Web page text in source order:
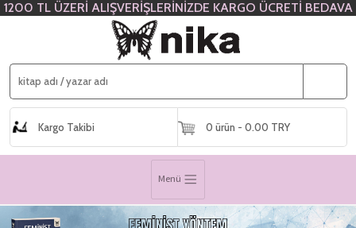
1200 TL ÜZERİ ALIŞVERİŞLERİNİZDE KARGO ÜCRETİ BEDAVA
Kargo Takibi 0 ürün - 0.00 TRY
Menü